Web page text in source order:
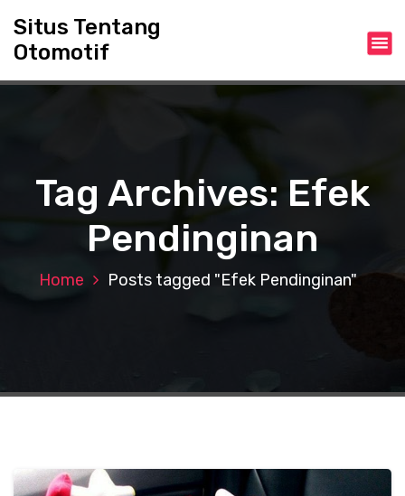
t
Situs Tentang
Otomotif
Tag Archives: Efek
Pendinginan
Home Posts tagged "Efek Pendinginan"